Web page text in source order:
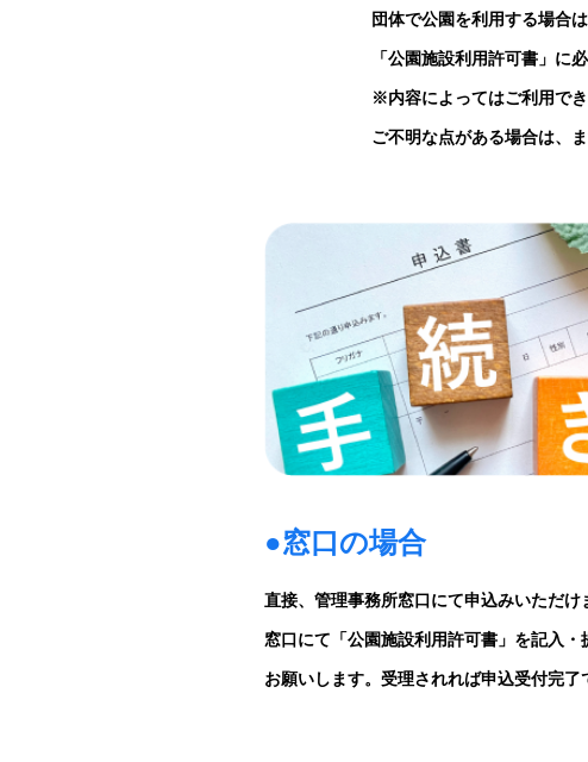
団体で公園を利用する場合
「公園施設利用許可書」に
※内容によってはご利用で
ご不明な点がある場合は、
●窓口の場合
直接、管理事務所窓口にて申込みいただけ
窓口にて「公園施設利用許可書」を記入・
お願いします。受理されれば申込受付完了